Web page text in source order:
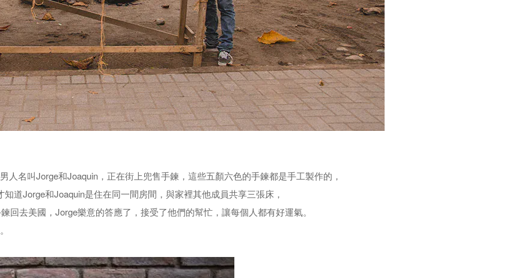
名叫Jorge和Joaquin，正在街上兜售手鍊，這些五顏六色的手鍊都是手工製作的，
道Jorge和Joaquin是住在同一間房間，與家裡其他成員共享三張床，
回去美國，Jorge樂意的答應了，接受了他們的幫忙，讓每個人都有好運氣。